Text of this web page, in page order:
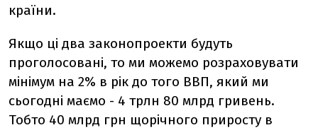
країни.
Якщо ці два законопроекти будуть
проголосовані, то ми можемо розраховувати
мінімум на 2% в рік до того ВВП, який ми
сьогодні маємо - 4 трлн 80 млрд гривень.
Тобто 40 млрд грн щорічного приросту в